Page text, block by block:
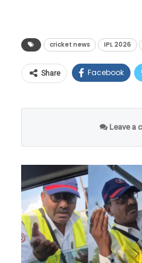
A
offering free
cricket news IPL 2026
Share Facebook
Leave a